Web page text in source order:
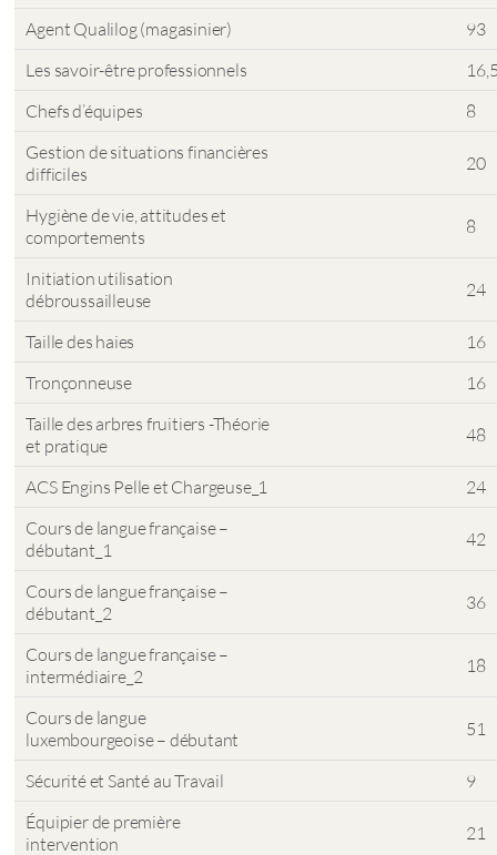
Agent Qualilog (magasinier)
93
Les savoir-être professionnels
Chefs d’équipes
8
Gestion de situations financières
difficiles
20
Hygiène de vie, attitudes et
comportements
8
Initiation utilisation
débroussailleuse
24
Taille des haies
16
Tronçonneuse
16
Taille des arbres fruitiers -Théorie
et pratique
48
ACS Engins Pelle et Chargeuse_1
24
Cours de langue française –
débutant_1
42
Cours de langue française –
débutant_2
36
Cours de langue française –
intermédiaire_2
18
Cours de langue
luxembourgeoise – débutant
51
Sécurité et Santé au Travail
9
Équipier de première
intervention
21